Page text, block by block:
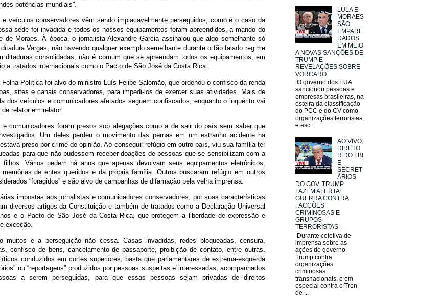
potências mundiais”.
e veículos conservadores vêm sendo implacavelmente perseguidos, como é o caso da
sede foi invadida e todos os nossos equipamentos foram apreendidos, a mando do
de Moraes. À época, o jornalista Alexandre Garcia assinalou que algo semelhante só
Vargas, não havendo qualquer exemplo semelhante durante o tão falado regime
ditaduras consolidadas, não é comum que se apreendam todos os equipamentos, em
a tratados internacionais como o Pacto de São José da Costa Rica.
Folha Política foi alvo do ministro Luís Felipe Salomão, que ordenou o confisco da renda
sites e canais conservadores, para impedi-los de exercer suas atividades. Mais de
dos veículos e comunicadores afetados seguem confiscados, enquanto o inquérito vai
relator em relator.
e comunicadores foram presos sob alegações como a de sair do país sem saber que
Um deles perdeu o movimento das pernas em um estranho acidente na
preso por crime de opinião. Ao conseguir refúgio em outro país, viu sua família ter
para que não pudessem receber doações de pessoas que se sensibilizam com a
Vários pedem há anos que apenas devolvam seus equipamentos eletrônicos,
de entes queridos e da própria família. Outros buscaram refúgio em outros
“foragidos” e são alvo de campanhas de difamação pela velha imprensa.
impostas aos jornalistas e comunicadores conservadores, por suas características
diversos artigos da Constituição e também de tratados como a Declaração Universal
e o Pacto de São José da Costa Rica, que protegem a liberdade de expressão e
exceção.
muitos e a perseguição não cessa. Casas invadidas, redes bloqueadas, censura,
confisco de bens, cancelamento de passaporte, proibição de contato, entre outras.
conduzidos em cortes superiores, basta que parlamentares de extrema-esquerda
ou “reportagens” produzidos por pessoas suspeitas e interessadas, acompanhados
a serem perseguidas, para que essas pessoas sejam privadas de direitos
LULA E
MORAES
SÃO
EMPARE
DADOS
EM MEIO
A NOVAS SANÇÕES DE
TRUMP E
REVELAÇÕES SOBRE
VORCARO
O governo dos EUA
sancionou pessoas e
empresas brasileiras, na
esteira da classificação
do PCC e do CV como
organizações terroristas,
e esc...
AO VIVO:
DIRETO
R DO FBI
E
SECRET
ÁRIOS
DO GOV. TRUMP
FAZEM ALERTA:
GUERRA CONTRA
FACÇÕES
CRIMINOSAS E
GRUPOS
TERRORISTAS
Durante coletiva de
imprensa sobre as
ações do governo
Trump contra
organizações
criminosas
transnacionais, e em
especial contra o Tren
de ...